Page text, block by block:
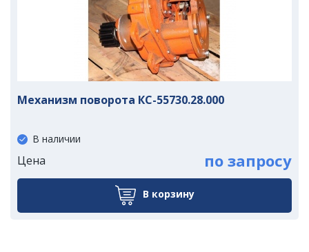
Механизм поворота КС-55730.28.000
В наличии
Цена по запросу
В корзину